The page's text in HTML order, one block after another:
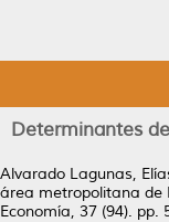
Determinantes
Alvarado Lagunas,
área metropolitana de
Economía, 37 (94). pp.